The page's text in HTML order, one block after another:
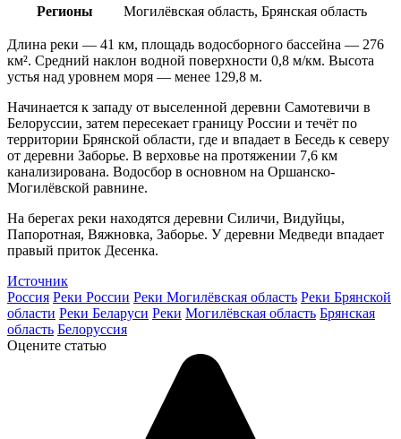
Регионы Могилёвская область, Брянская область
Длина реки — 41 км, площадь водосборного бассейна — 276
км². Средний наклон водной поверхности 0,8 м/км. Высота
устья над уровнем моря — менее 129,8 м.
Начинается к западу от выселенной деревни Самотевичи в
Белоруссии, затем пересекает границу России и течёт по
территории Брянской области, где и впадает в Беседь к северу
от деревни Заборье. В верховье на протяжении 7,6 км
канализирована. Водосбор в основном на Оршанско-
Могилёвской равнине.
На берегах реки находятся деревни Силичи, Видуйцы,
Папоротная, Вяжновка, Заборье. У деревни Медведи впадает
правый приток Десенка.
Источник
Россия Реки России Реки Могилёвская область Реки Брянской
области Реки Беларуси Реки Могилёвская область Брянская
область Белоруссия
Оцените статью